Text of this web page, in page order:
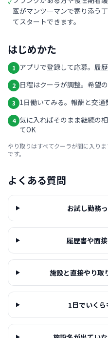
輩がマンツーマンで寄り添う
てスタートできます。
はじめかた
1 アプリで登録して応募。履
2 日程はクーラが調整。希望
3 1日働いてみる。報酬と交
4 気に入ればそのまま継続の
てOK
やり取りはすべてクーラが間に入り
です。
よくある質問
お試し勤務
履歴書や面
施設と直接やり
1日でいく